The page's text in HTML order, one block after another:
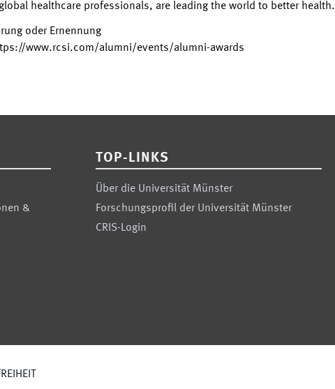
healthcare professionals, are leading the world to better health.
oder Ernennung
www.rcsi.com/alumni/events/alumni-awards
&
TOP-LINKS
Über die Universität Münster
Forschungsprofil der Universität Münster
CRIS-Login